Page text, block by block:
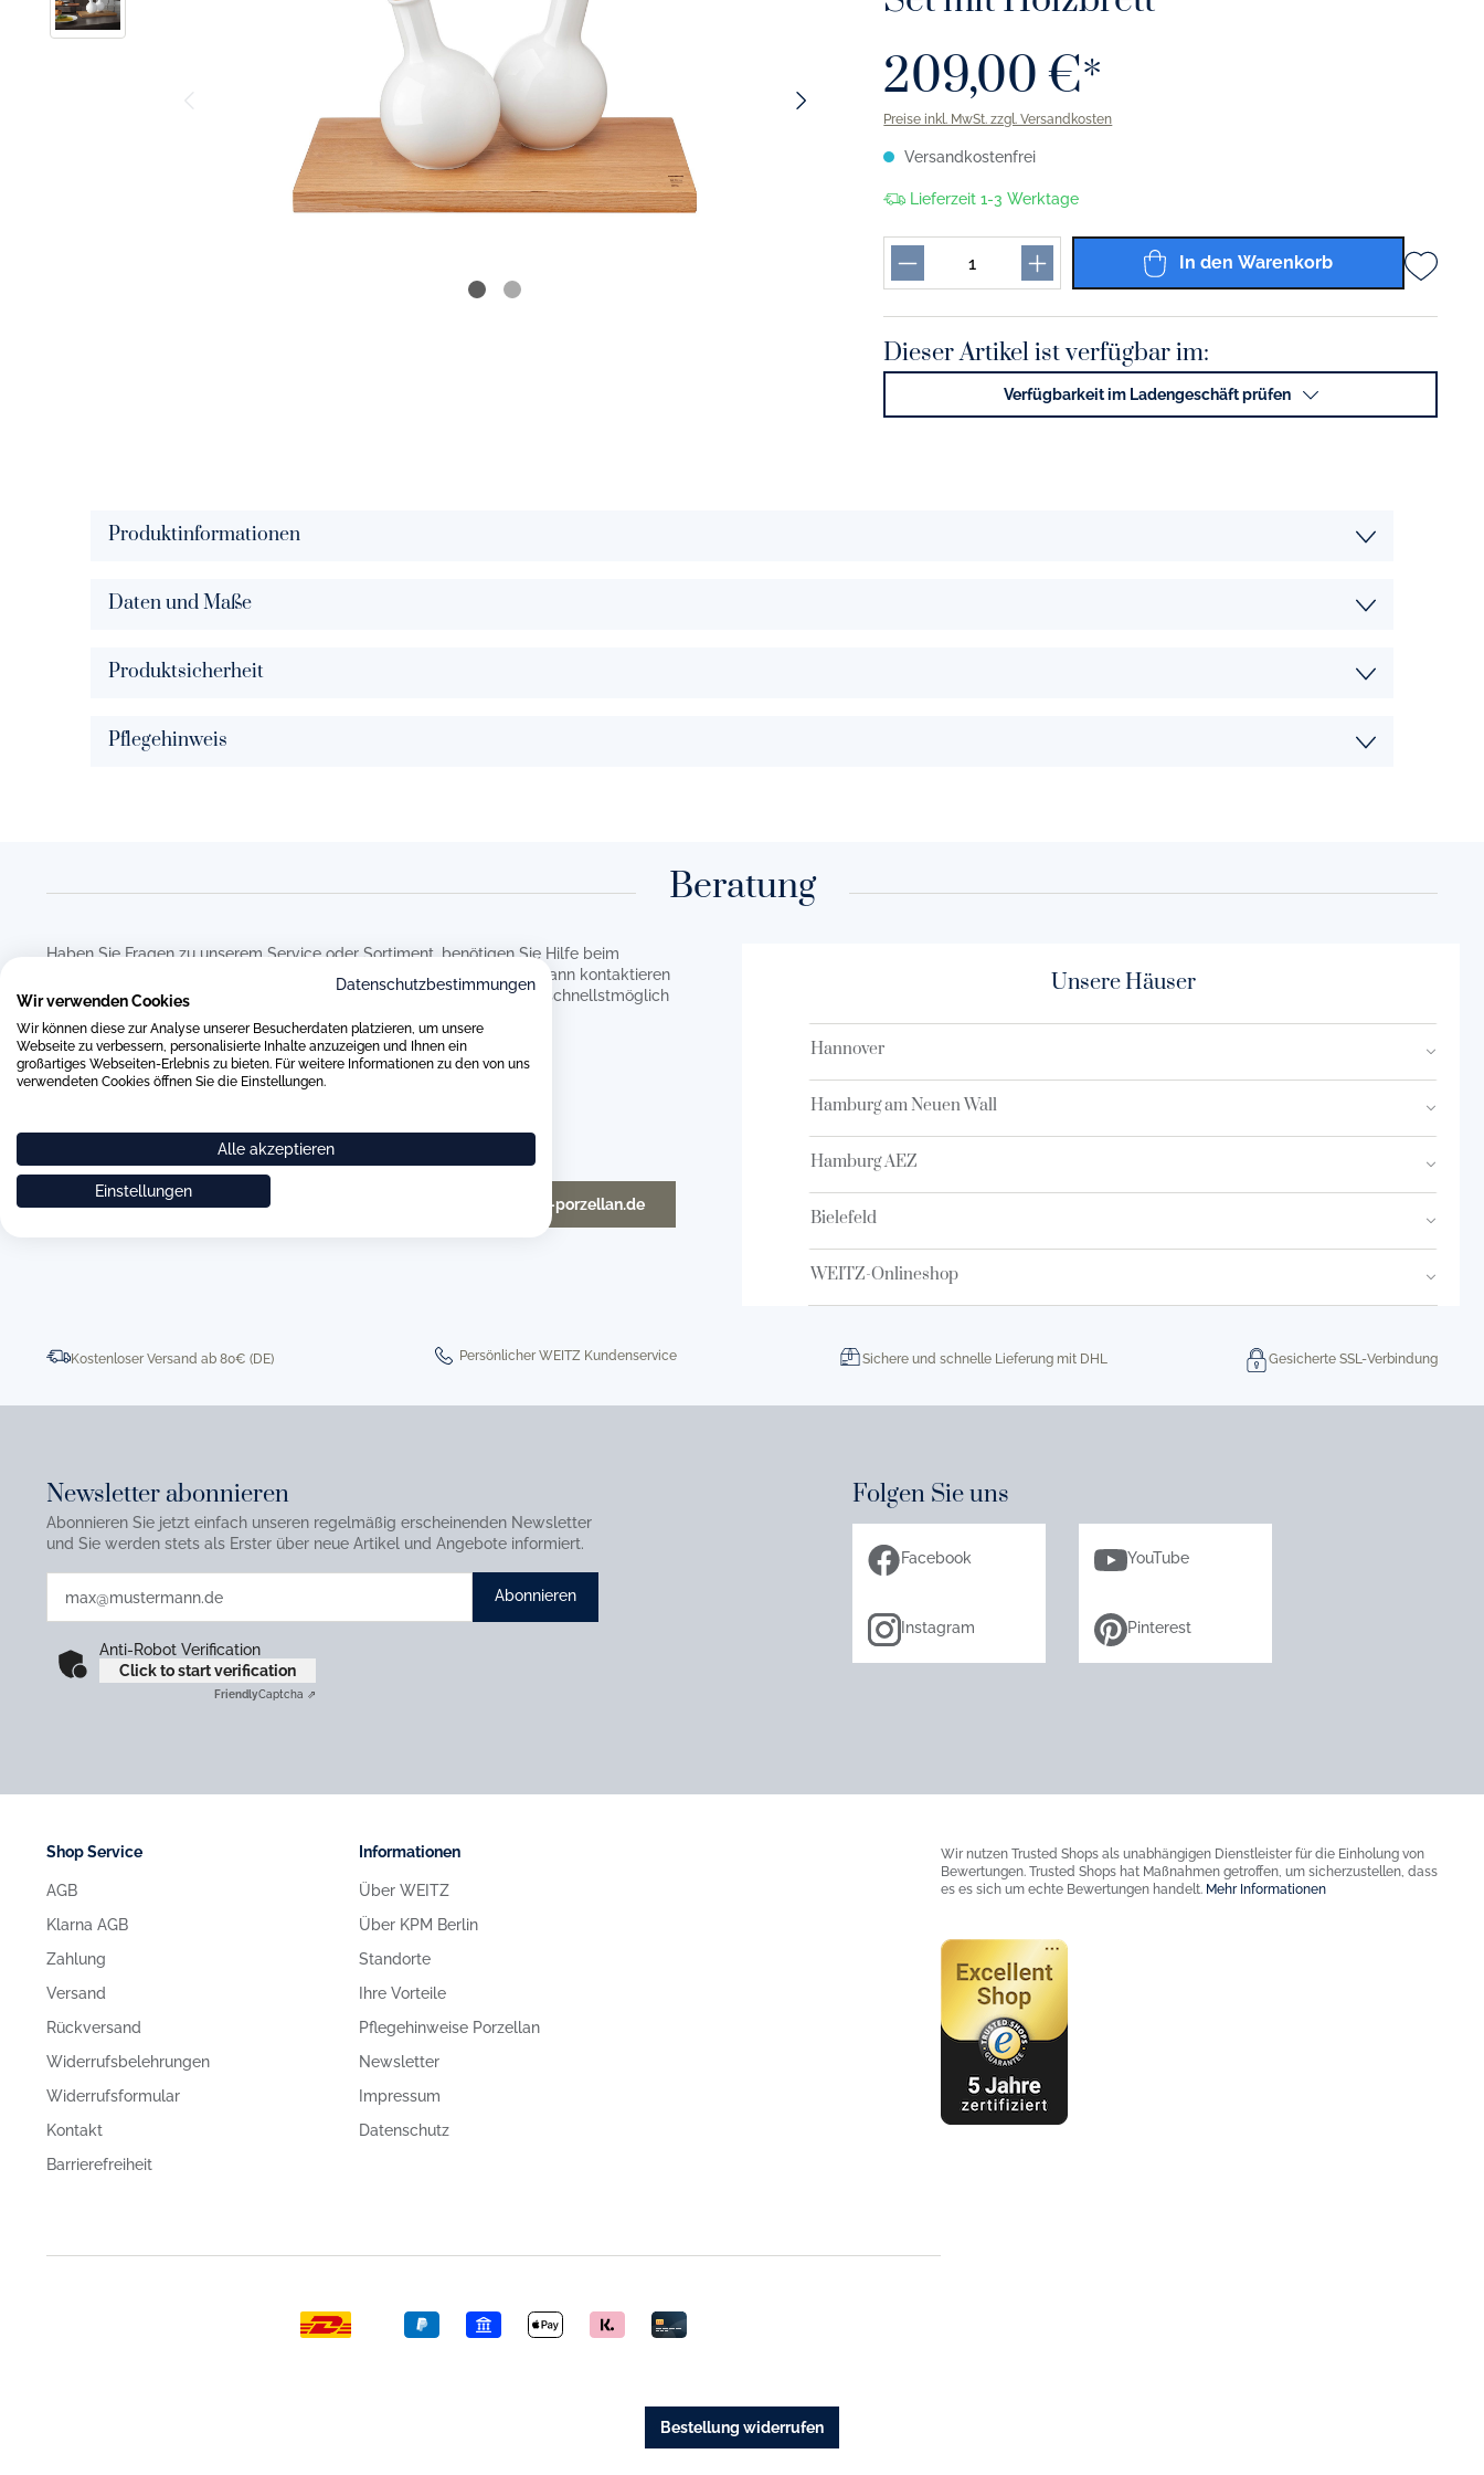
209,00 €*
Preise inkl. MwSt. zzgl. Versandkosten
Versandkostenfrei
Lieferzeit 1-3 Werktage
In den Warenkorb
Dieser Artikel ist verfügbar im:
Verfügbarkeit im Ladengeschäft prüfen
Produktinformationen
Daten und Maße
Produktsicherheit
Pflegehinweis
Beratung
Haben Sie Fragen zu unserem Service oder Sortiment, benötigen Sie Hilfe beim
Bestellvorgang oder haben Sie eine andere Frage auf dem Herzen? Dann kontaktieren
Sie uns gerne über das beigefügte Kontaktformular. Wir werden uns schnellstmöglich
0511 8997 9887 online-buero@weitz-porzellan.de
Unsere Häuser
Hannover
Hamburg am Neuen Wall
Hamburg AEZ
Bielefeld
WEITZ-Onlineshop
Kostenloser Versand ab 80€ (DE) Persönlicher WEITZ Kundenservice Sichere und schnelle Lieferung mit DHL Gesicherte SSL-Verbindung
Newsletter abonnieren
Abonnieren Sie jetzt einfach unseren regelmäßig erscheinenden Newsletter
und Sie werden stets als Erster über neue Artikel und Angebote informiert.
Abonnieren
Anti-Robot Verification
Click to start verification
FriendlyCaptcha ⇗
Folgen Sie uns
Facebook YouTube
Instagram Pinterest
Shop Service
AGB
Klarna AGB
Zahlung
Versand
Rückversand
Widerrufsbelehrungen
Widerrufsformular
Kontakt
Barrierefreiheit
Informationen
Über WEITZ
Über KPM Berlin
Standorte
Ihre Vorteile
Pflegehinweise Porzellan
Newsletter
Impressum
Datenschutz
Wir nutzen Trusted Shops als unabhängigen Dienstleister für die Einholung von
Bewertungen. Trusted Shops hat Maßnahmen getroffen, um sicherzustellen, dass
es es sich um echte Bewertungen handelt. Mehr Informationen
Bestellung widerrufen
Datenschutzbestimmungen
Wir verwenden Cookies
Wir können diese zur Analyse unserer Besucherdaten platzieren, um unsere
Webseite zu verbessern, personalisierte Inhalte anzuzeigen und Ihnen ein
großartiges Webseiten-Erlebnis zu bieten. Für weitere Informationen zu den von uns
verwendeten Cookies öffnen Sie die Einstellungen.
Alle akzeptieren
Einstellungen